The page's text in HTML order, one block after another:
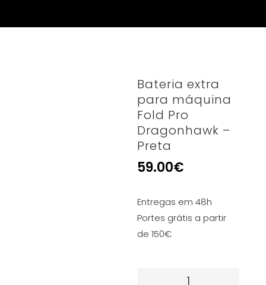
Bateria extra
para máquina
Fold Pro
Dragonhawk –
Preta
59.00€
Entregas em 48h
Portes grátis a partir
de 150€
Quantidade